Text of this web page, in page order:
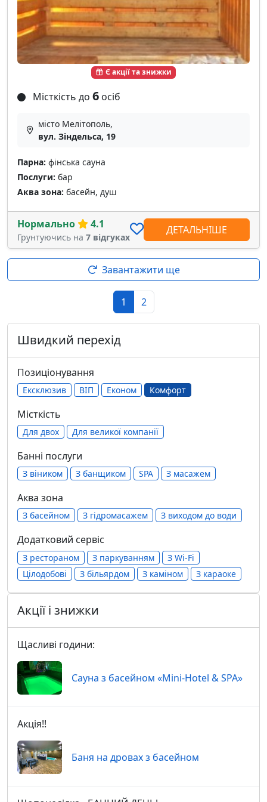
Є акції та знижки
Місткість до 6 осіб
місто Мелітополь,
вул. Зіндельса, 19
Парна: фінська сауна
Послуги: бар
Аква зона: басейн, душ
Нормально 4.1
Грунтуючись на 7 відгуках
ДЕТАЛЬНІШЕ
Завантажити ще
1 2
Швидкий перехід
Позиціонування
Ексклюзив ВІП Економ Комфорт
Місткість
Для двох Для великої компанії
Банні послуги
З віником З банщиком SPA З масажем
Аква зона
З басейном З гідромасажем З виходом до води
Додатковий сервіс
З рестораном З паркуванням
З Wi-Fi
Цілодобові
З більярдом З каміном З караоке
Акції і знижки
Щасливі години:
Сауна з басейном «Mini-Hotel & SPA»
Акція!!
Баня на дровах з басейном